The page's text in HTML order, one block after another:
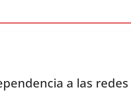
a las redes